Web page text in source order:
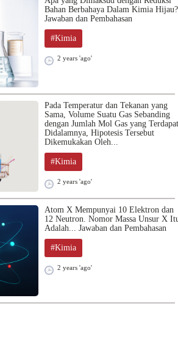
Bahan Berbahaya Dalam Kimia Hijau?
Jawaban dan Pembahasan
#Kimia
2 years 'ago'
Pada Temperatur dan Tekanan yang
Sama, Volume Suatu Gas Sebanding
dengan Jumlah Mol Gas yang Terdapat
Didalamnya, Hipotesis Tersebut
Dikemukakan Oleh...
#Kimia
2 years 'ago'
Atom X Mempunyai 10 Elektron dan
12 Neutron. Nomor Massa Unsur X
Adalah... Jawaban dan Pembahasan
#Kimia
2 years 'ago'